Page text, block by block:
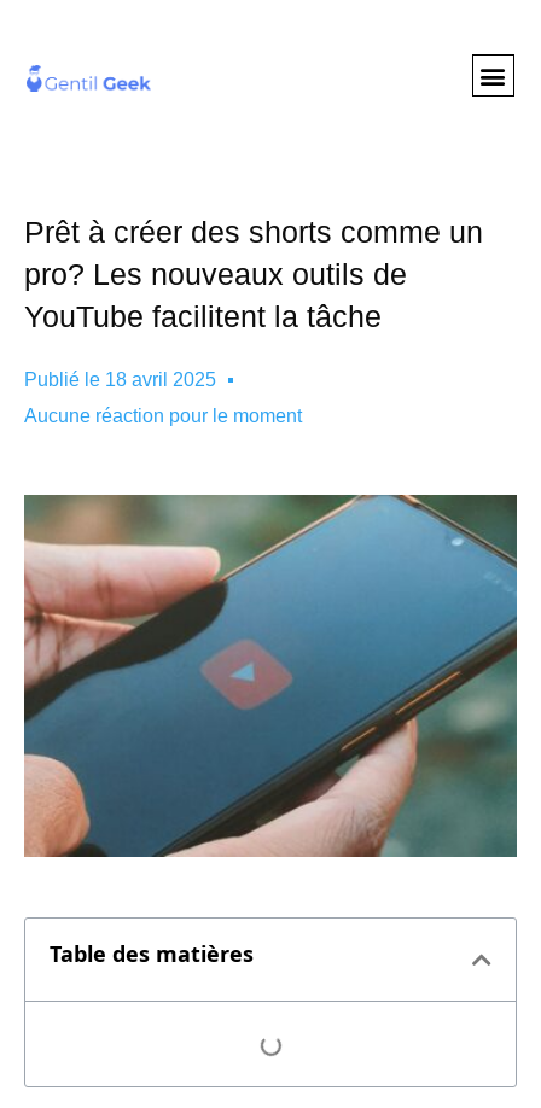
Prêt à créer des shorts comme un
pro? Les nouveaux outils de
YouTube facilitent la tâche
Publié le 18 avril 2025
Aucune réaction pour le moment
Table des matières